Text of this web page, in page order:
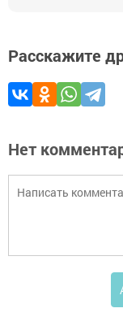
Расскажите
Нет